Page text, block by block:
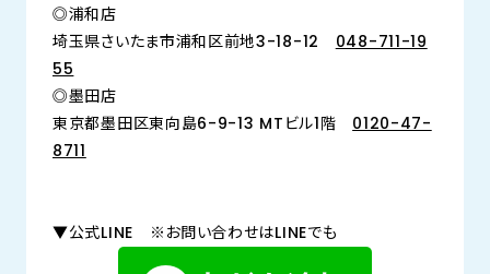
◎浦和店
埼玉県さいたま市浦和区前地3-18-12 048-711-19
55
◎墨田店
東京都墨田区東向島6-9-13 MTビル1階 0120-47-
8711
▼公式LINE ※お問い合わせはLINEでも